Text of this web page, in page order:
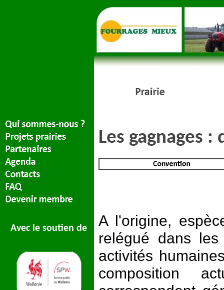
Avec le soutien de
Les gagnages
A l'origine,
relégué dans
activités
composition